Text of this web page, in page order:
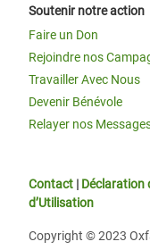
Soutenir notre action
Faire un Don
Rejoindre nos
Travailler Avec Nous
Devenir Bénévole
Relayer nos
Contact | Déclaration
d’Utilisation
Copyright © 2023